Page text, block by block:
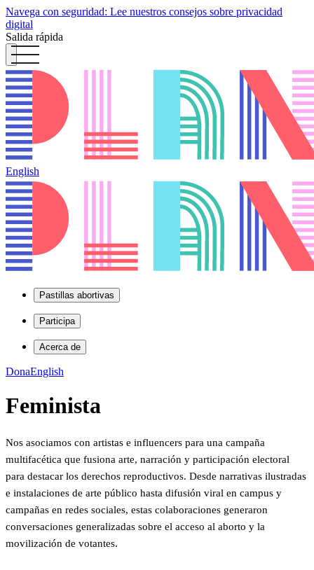
Navega con seguridad: Lee nuestros consejos sobre privacidad
digital
Salida rápida
English
Pastillas abortivas
Participa
Acerca de
DonaEnglish
Feminista
Nos asociamos con artistas e influencers para una campaña
multifacética que fusiona arte, narración y participación electoral
para destacar los derechos reproductivos. Desde narrativas ilustradas
e instalaciones de arte público hasta difusión viral en campus y
campañas en redes sociales, estas colaboraciones generaron
conversaciones generalizadas sobre el acceso al aborto y la
movilización de votantes.